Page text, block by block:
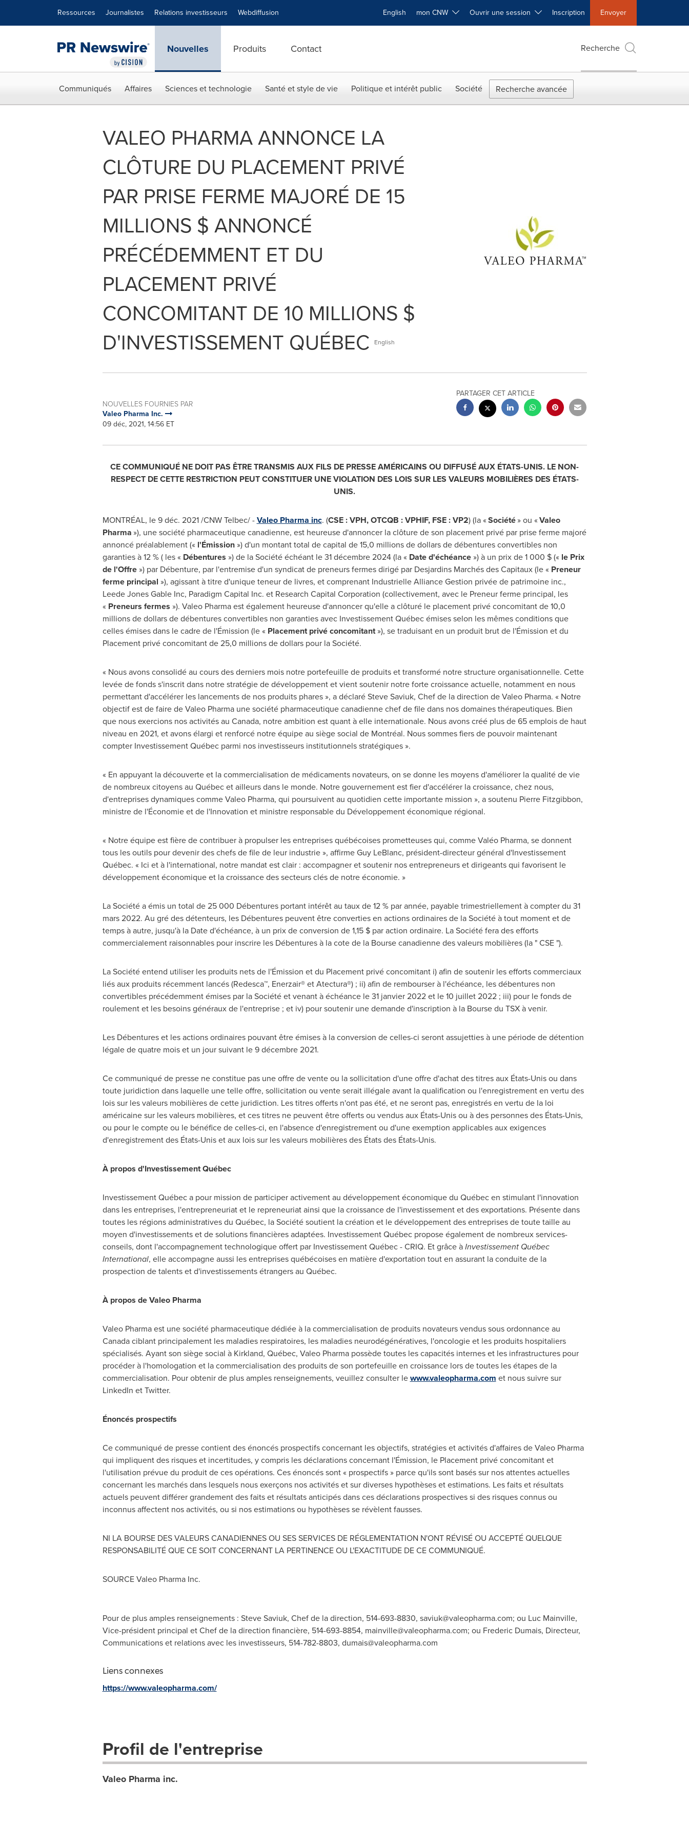
Ressources Journalistes Relations investisseurs Webdiffusion English mon CNW Ouvrir une session Inscription Envoyer
Nouvelles Produits Contact Recherche
Communiqués Affaires Sciences et technologie Santé et style de vie Politique et intérêt public Société Recherche avancée
VALEO PHARMA ANNONCE LA
CLÔTURE DU PLACEMENT PRIVÉ
PAR PRISE FERME MAJORÉ DE 15
MILLIONS $ ANNONCÉ
PRÉCÉDEMMENT ET DU
PLACEMENT PRIVÉ
CONCOMITANT DE 10 MILLIONS $
D'INVESTISSEMENT QUÉBEC
English
NOUVELLES FOURNIES PAR
Valeo Pharma Inc.
09 déc, 2021, 14:56 ET
PARTAGER CET ARTICLE
CE COMMUNIQUÉ NE DOIT PAS ÊTRE TRANSMIS AUX FILS DE PRESSE AMÉRICAINS OU DIFFUSÉ AUX ÉTATS-UNIS. LE NON-
RESPECT DE CETTE RESTRICTION PEUT CONSTITUER UNE VIOLATION DES LOIS SUR LES VALEURS MOBILIÈRES DES ÉTATS-
UNIS.
MONTRÉAL, le 9 déc. 2021 /CNW Telbec/ -Valeo Pharma inc. (CSE : VPH, OTCQB : VPHIF, FSE : VP2) (la «Société» ou «Valeo
Pharma»), une société pharmaceutique canadienne, est heureuse d'annoncer la clôture de son placement privé par prise ferme majoré
annoncé préalablement (« l'Émission») d'un montant total de capital de 15,0 millions de dollars de débentures convertibles non
garanties à 12 % ( les « Débentures ») de la Société échéant le 31 décembre 2024 (la « Date d'échéance») à un prix de 1 000 $ (« le Prix
del'Offre») par Débenture, par l'entremise d'un syndicat de preneurs fermes dirigé par Desjardins Marchés des Capitaux (le « Preneur
ferme principal »), agissant à titre d'uniqueteneurde livres, et comprenant Industrielle Alliance Gestion privée de patrimoine inc.,
Leede Jones Gable Inc, Paradigm Capital Inc. et Research Capital Corporation (collectivement, avec le Preneur ferme principal, les
« Preneurs fermes »). Valeo Pharma est également heureuse d'annoncer qu'elle a clôturé le placement privé concomitant de 10,0
millions de dollars de débentures convertibles non garanties avec Investissement Québec émises selon les mêmes conditions que
celles émises dans le cadre de l'Émission (le « Placement privé concomitant»), se traduisant en un produit brut de l'Émission et du
Placement privé concomitant de 25,0 millions de dollars pour la Société.
« Nous avons consolidé au cours des derniers mois notre portefeuille de produits et transformé notre structure organisationnelle. Cette
levée de fonds s'inscrit dans notre stratégie de développement et vient soutenir notre forte croissance actuelle, notamment en nous
permettant d'accélérer les lancements de nos produits phares », a déclaréSteve Saviuk, Chef de la direction de Valeo Pharma. « Notre
objectif est de faire de Valeo Pharma une société pharmaceutique canadienne chef de file dans nos domaines thérapeutiques. Bien
que nous exercions nos activités au Canada, notre ambition est quant à elle internationale. Nous avons créé plus de 65 emplois de haut
niveau en 2021, etavons élargi et renforcé notre équipe au siège social de Montréal. Nous sommes fiers de pouvoir maintenant
compter Investissement Québec parmi nos investisseurs institutionnels stratégiques ».
« En appuyant la découverte et la commercialisation de médicaments novateurs, on se donne les moyens d'améliorer la qualité de vie
de nombreux citoyens au Québec et ailleurs dans le monde. Notre gouvernement est fier d'accélérer la croissance, chez nous,
d'entreprises dynamiques comme Valeo Pharma, qui poursuivent au quotidien cette importante mission », a soutenu Pierre Fitzgibbon,
ministre de l'Économie et de l'Innovation et ministre responsable du Développement économique régional.
« Notre équipe est fière de contribuer à propulser les entreprises québécoises prometteuses qui, comme Valéo Pharma, se donnent
tous les outils pour devenir des chefs de file de leur industrie », affirmeGuy LeBlanc, président-directeur général d'Investissement
Québec. « Ici et à l'international, notre mandat est clair : accompagner et soutenir nos entrepreneurs et dirigeants qui favorisent le
développement économique et la croissance des secteurs clés de notre économie. »
La Société a émis un total de 25 000 Débentures portant intérêt au taux de 12 % par année, payable trimestriellement à compter du 31
mars 2022. Au gré des détenteurs, les Débentures peuvent être converties en actions ordinaires de la Société à tout moment et de
temps à autre, jusqu'à la Date d'échéance, à un prix de conversion de 1,15 $ par action ordinaire. La Société fera des efforts
commercialement raisonnables pour inscrire les Débentures à la cote de la Bourse canadienne des valeurs mobilières (la " CSE ").
La Société entend utiliser les produits nets de l'Émission et du Placement privé concomitant i) afin de soutenir les efforts commerciaux
liés aux produits récemment lancés (Redesca™, Enerzair® et Atectura®) ; ii) afin de rembourser à l'échéance, les débentures non
convertibles précédemment émises par la Société et venant à échéance le 31 janvier2022 etle 10 juillet 2022 ; iii) pour le fonds de
roulement et les besoins généraux de l'entreprise ; et iv) pour soutenir une demande d'inscription à la Bourse du TSX à venir.
Les Débentures et les actions ordinaires pouvant être émises à la conversion de celles-ci seront assujetties à une période de détention
légale de quatre mois et un jour suivant le 9 décembre 2021.
Ce communiqué de presse ne constitue pas une offre de vente ou la sollicitation d'une offre d'achat des titres aux États-Unis ou dans
toute juridiction dans laquelle une telle offre, sollicitation ou vente serait illégale avant la qualification ou l'enregistrement en vertu des
lois sur les valeurs mobilières de cette juridiction. Les titres offerts n'ont pas été, et ne seront pas, enregistrés en vertu de la loi
américaine sur les valeurs mobilières, et ces titres ne peuvent être offerts ou vendus aux États-Unis ou à des personnes des États-Unis,
ou pour le compte ou le bénéfice de celles-ci, en l'absence d'enregistrement ou d'une exemption applicables aux exigences
d'enregistrement des États-Unis et aux lois sur les valeurs mobilières des États des États-Unis.
À propos d'Investissement Québec
Investissement Québec a pour mission de participer activement au développement économique du Québec en stimulant l'innovation
dans les entreprises, l'entrepreneuriat et le repreneuriat ainsi que la croissance de l'investissement et des exportations. Présente dans
toutes les régions administratives du Québec, la Société soutient la création et le développement des entreprises de toute taille au
moyen d'investissements et de solutions financières adaptées. Investissement Québec propose également de nombreux services-
conseils, dont l'accompagnement technologique offert par Investissement Québec - CRIQ. Et grâce àInvestissement Québec
International, elle accompagne aussi les entreprises québécoises en matière d'exportation tout en assurant la conduite de la
prospection de talents et d'investissements étrangers au Québec.
À propos de Valeo Pharma
Valeo Pharma est une société pharmaceutique dédiée à la commercialisation de produits novateurs vendus sous ordonnance au
Canadaciblant principalement les maladies respiratoires, les maladies neurodégénératives, l'oncologie et les produits hospitaliers
spécialisés. Ayant son siège social à Kirkland, Québec, Valeo Pharma possède toutes les capacités internes et les infrastructures pour
procéder à l'homologation et la commercialisation des produits de son portefeuille en croissance lors de toutes les étapes de la
commercialisation. Pour obtenir de plus amples renseignements, veuillez consulter lewww.valeopharma.com et nous suivre sur
LinkedIn et Twitter.
Énoncés prospectifs
Ce communiqué de presse contient des énoncés prospectifs concernant les objectifs, stratégies et activités d'affaires de Valeo Pharma
qui impliquent des risques et incertitudes, y compris les déclarations concernant l'Émission, le Placement privé concomitant et
l'utilisation prévue du produit de ces opérations. Ces énoncés sont « prospectifs » parce qu'ils sont basés sur nos attentes actuelles
concernant les marchés dans lesquels nous exerçons nos activités et sur diverses hypothèses et estimations. Les faits et résultats
actuels peuvent différer grandement des faits et résultats anticipés dans ces déclarations prospectives si des risques connus ou
inconnus affectent nos activités, ou si nos estimations ou hypothèses se révèlent fausses.
NI LA BOURSE DES VALEURS CANADIENNES OU SES SERVICES DE RÉGLEMENTATION N'ONT RÉVISÉ OU ACCEPTÉ QUELQUE
RESPONSABILITÉ QUE CE SOIT CONCERNANT LA PERTINENCE OU L'EXACTITUDE DE CE COMMUNIQUÉ.
SOURCE Valeo Pharma Inc.
Pour de plus amples renseignements : Steve Saviuk, Chef de la direction, 514-693-8830, saviuk@valeopharma.com; ou Luc Mainville,
Vice-président principal et Chef de la direction financière, 514-693-8854, mainville@valeopharma.com; ou Frederic Dumais, Directeur,
Communications et relations avec les investisseurs, 514-782-8803, dumais@valeopharma.com
Liens connexes
https://www.valeopharma.com/
Profil de l'entreprise
Valeo Pharma inc.